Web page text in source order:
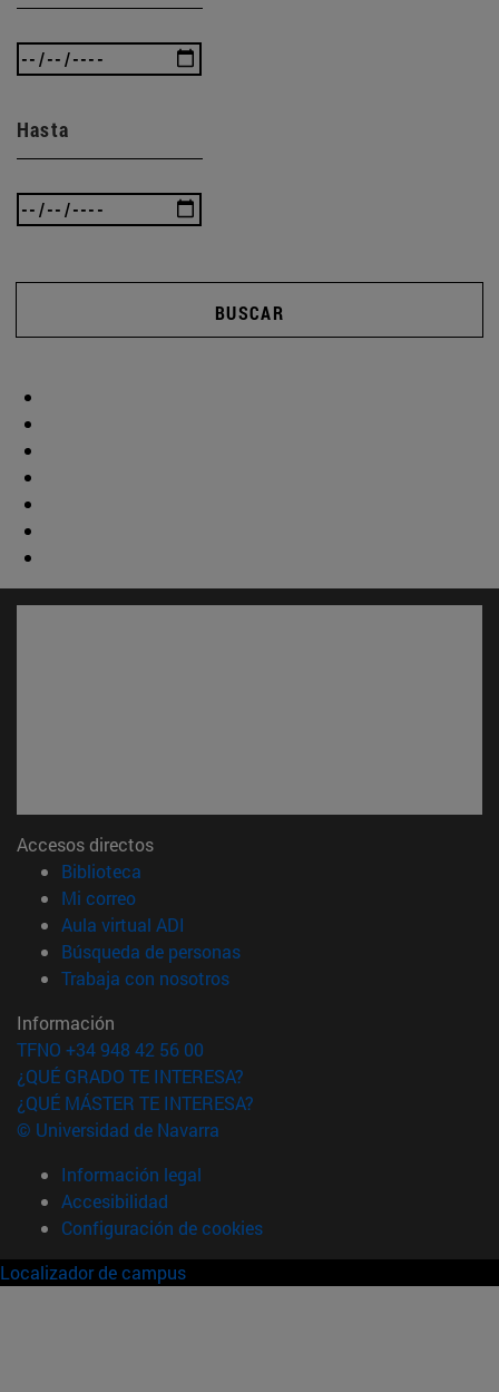
Hasta
BUSCAR
Accesos directos
Biblioteca
Mi correo(abre en nueva ventana)
Aula virtual ADI
Búsqueda de personas(abre en nueva ventana)
Trabaja con nosotros(abre en nueva ventana)
Información
TFNO +34 948 42 56 00
¿QUÉ GRADO TE INTERESA?
¿QUÉ MÁSTER TE INTERESA?
© Universidad de Navarra
Información legal
Accesibilidad
Configuración de cookies
Localizador de campus